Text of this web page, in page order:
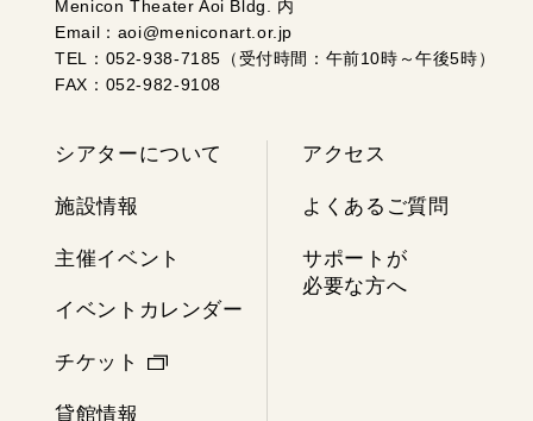
Menicon Theater Aoi Bldg. 内
Email：aoi@meniconart.or.jp
TEL：052-938-7185（受付時間：午前10時～午後5時）
FAX：052-982-9108
シアターについて
施設情報
主催イベント
イベントカレンダー
チケット
貸館情報
アクセス
よくあるご質問
サポートが
必要な方へ